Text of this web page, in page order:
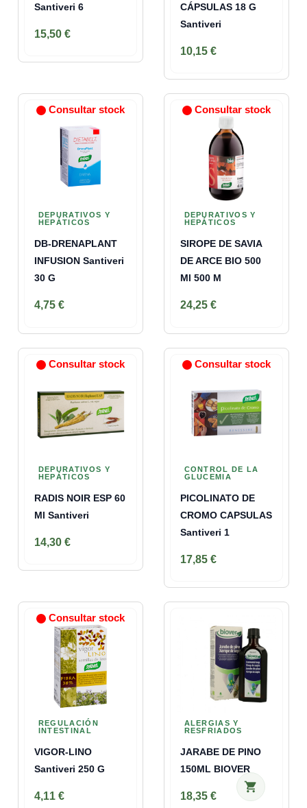
Santiveri 6
15,50 €
CÁPSULAS 18 G
Santiveri
10,15 €
DEPURATIVOS Y
HEPÁTICOS
DB-DRENAPLANT
INFUSION Santiveri
30 G
4,75 €
Consultar stock
DEPURATIVOS Y
HEPÁTICOS
SIROPE DE SAVIA
DE ARCE BIO 500
Ml 500 M
24,25 €
Consultar stock
DEPURATIVOS Y
HEPÁTICOS
RADIS NOIR ESP 60
Ml Santiveri
14,30 €
Consultar stock
CONTROL DE LA
GLUCEMIA
PICOLINATO DE
CROMO CAPSULAS
Santiveri 1
17,85 €
Consultar stock
REGULACIÓN
INTESTINAL
VIGOR-LINO
Santiveri 250 G
4,11 €
Consultar stock
ALERGIAS Y
RESFRIADOS
JARABE DE PINO
150ML BIOVER
18,35 €
shopping_cart